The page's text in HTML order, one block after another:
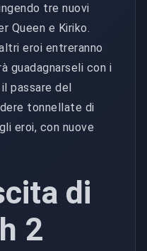
tre nuovi
Queen e Kiriko.
eroi entreranno
guadagnarseli con i
passare del
tonnellate di
eroi, con nuove
di
2